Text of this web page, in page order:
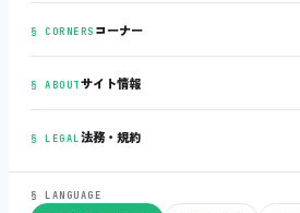
§ CORNERS コーナー
§ ABOUTサイト情報
§ LEGAL法務・規約
§ LANGUAGE